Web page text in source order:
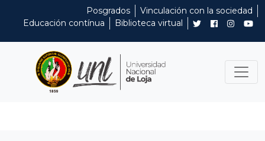
Posgrados
Vinculación con la sociedad
Educación contínua
Biblioteca virtual